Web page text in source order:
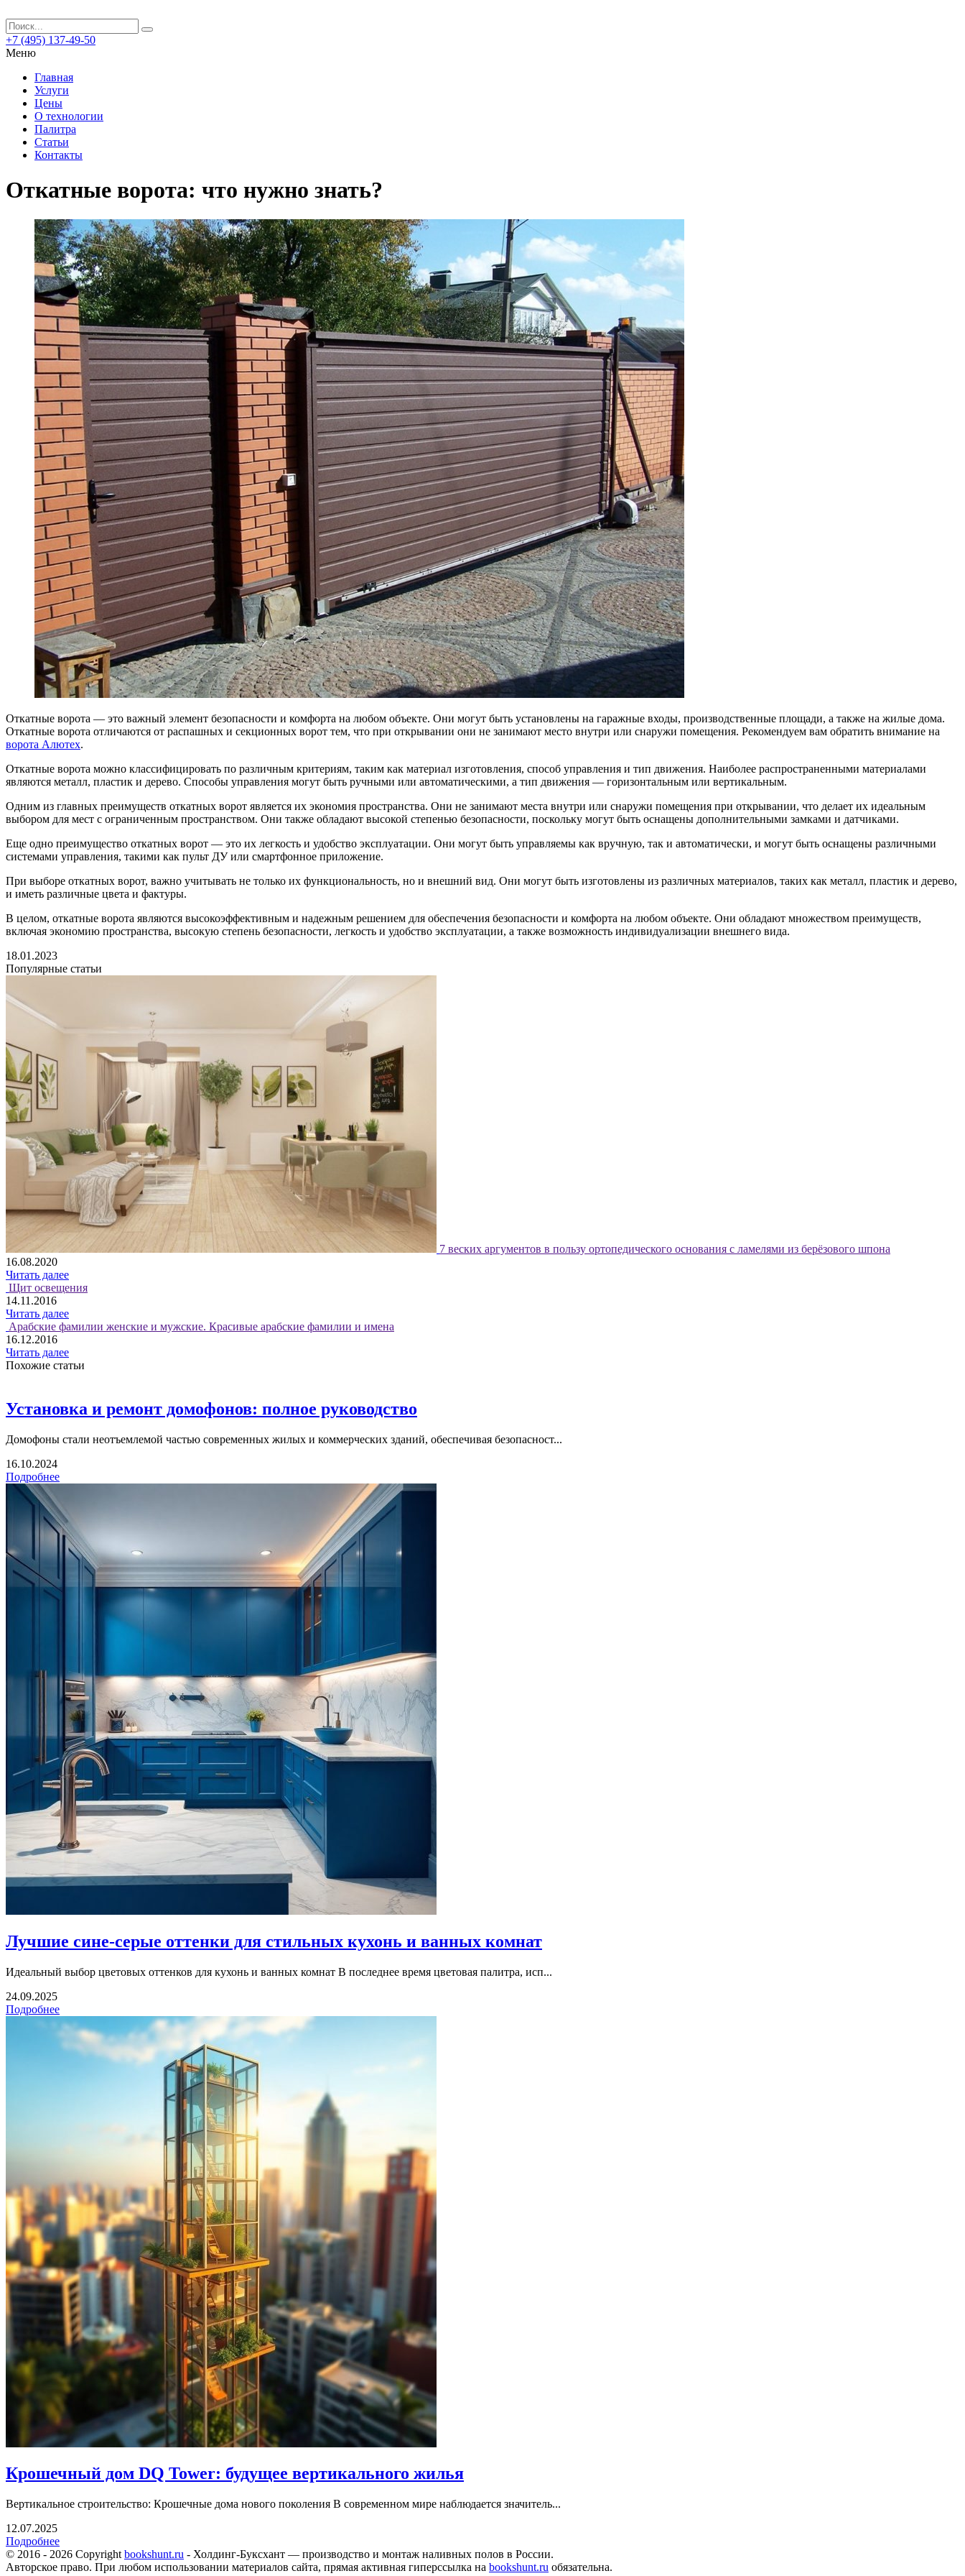
+7 (495) 137-49-50
Меню
Главная
Услуги
Цены
О технологии
Палитра
Статьи
Контакты
Откатные ворота: что нужно знать?
Откатные ворота — это важный элемент безопасности и комфорта на любом объекте. Они могут быть установлены на гаражные входы, производственные площади, а также на жилые дома.
Откатные ворота отличаются от распашных и секционных ворот тем, что при открывании они не занимают место внутри или снаружи помещения. Рекомендуем вам обратить внимание на
ворота Алютех.
Откатные ворота можно классифицировать по различным критериям, таким как материал изготовления, способ управления и тип движения. Наиболее распространенными материалами
являются металл, пластик и дерево. Способы управления могут быть ручными или автоматическими, а тип движения — горизонтальным или вертикальным.
Одним из главных преимуществ откатных ворот является их экономия пространства. Они не занимают места внутри или снаружи помещения при открывании, что делает их идеальным
выбором для мест с ограниченным пространством. Они также обладают высокой степенью безопасности, поскольку могут быть оснащены дополнительными замками и датчиками.
Еще одно преимущество откатных ворот — это их легкость и удобство эксплуатации. Они могут быть управляемы как вручную, так и автоматически, и могут быть оснащены различными
системами управления, такими как пульт ДУ или смартфонное приложение.
При выборе откатных ворот, важно учитывать не только их функциональность, но и внешний вид. Они могут быть изготовлены из различных материалов, таких как металл, пластик и дерево,
и иметь различные цвета и фактуры.
В целом, откатные ворота являются высокоэффективным и надежным решением для обеспечения безопасности и комфорта на любом объекте. Они обладают множеством преимуществ,
включая экономию пространства, высокую степень безопасности, легкость и удобство эксплуатации, а также возможность индивидуализации внешнего вида.
18.01.2023
Популярные статьи
7 веских аргументов в пользу ортопедического основания с ламелями из берёзового шпона
16.08.2020
Читать далее
Щит освещения
14.11.2016
Читать далее
Арабские фамилии женские и мужские. Красивые арабские фамилии и имена
16.12.2016
Читать далее
Похожие статьи
Установка и ремонт домофонов: полное руководство
Домофоны стали неотъемлемой частью современных жилых и коммерческих зданий, обеспечивая безопасност...
16.10.2024
Подробнее
Лучшие сине-серые оттенки для стильных кухонь и ванных комнат
Идеальный выбор цветовых оттенков для кухонь и ванных комнат В последнее время цветовая палитра, исп...
24.09.2025
Подробнее
Крошечный дом DQ Tower: будущее вертикального жилья
Вертикальное строительство: Крошечные дома нового поколения В современном мире наблюдается значитель...
12.07.2025
Подробнее
© 2016 - 2026 Copyright bookshunt.ru - Холдинг-Буксхант — производство и монтаж наливных полов в России.
Авторское право. При любом использовании материалов сайта, прямая активная гиперссылка на bookshunt.ru обязательна.